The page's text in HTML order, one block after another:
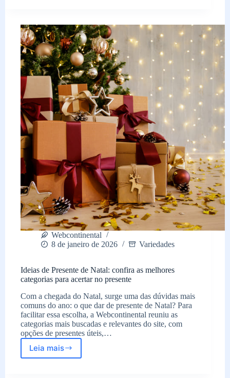
natalina:
transformando
espaços
com
encanto
e
tradição
Webcontinental
8 de janeiro de 2026
Variedades
Ideias de Presente de Natal: confira as melhores
categorias para acertar no presente
Com a chegada do Natal, surge uma das dúvidas mais
comuns do ano: o que dar de presente de Natal? Para
facilitar essa escolha, a Webcontinental reuniu as
categorias mais buscadas e relevantes do site, com
opções de presentes úteis,…
Leia mais
Ideias